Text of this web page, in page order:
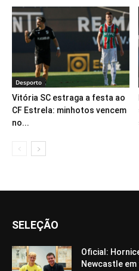
Desporto
Vitória SC estraga a festa ao
CF Estrela: minhotos vencem
no...
SELEÇÃO
Oficial:
Newcastle